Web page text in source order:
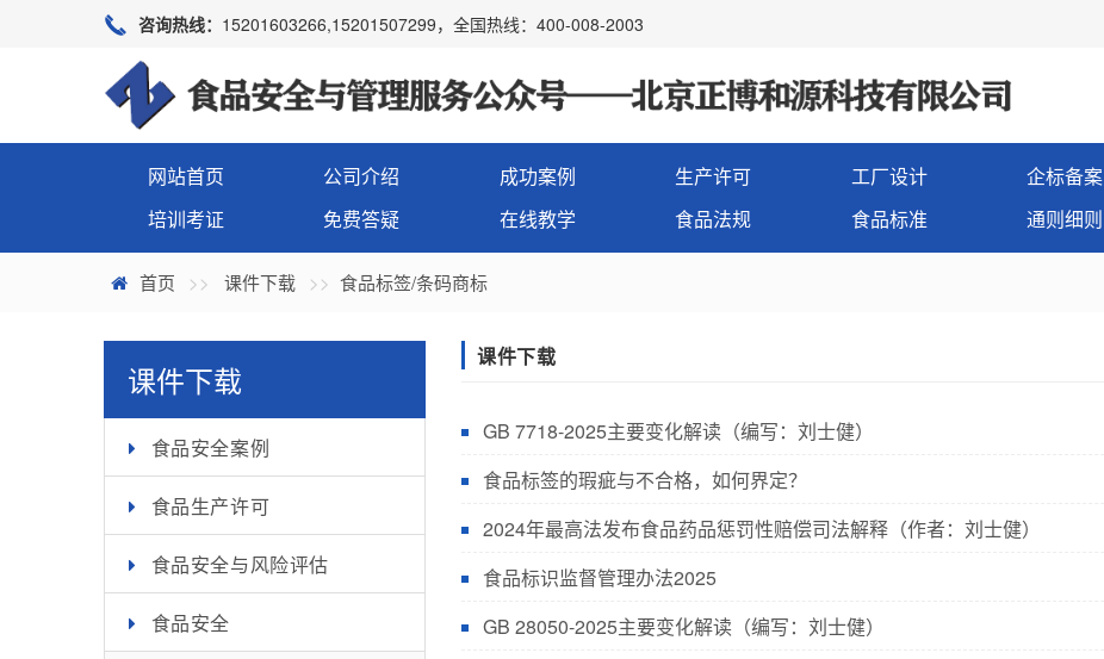
咨询热线： 15201603266,15201507299，全国热线：400-008-2003
网站首页 公司介绍 成功案例 生产许可 工厂设计 企标备案
培训考证
免费答疑 在线教学 食品法规 食品标准 通则细则
首页 课件下载 食品标签/条码商标
课件下载
食品安全案例
食品生产许可
食品安全与风险评估
食品安全
课件下载
GB 7718-2025主要变化解读（编写：刘士健）
食品标签的瑕疵与不合格，如何界定？
2024年最高法发布食品药品惩罚性赔偿司法解释（作者：刘士健）
食品标识监督管理办法2025
GB 28050-2025主要变化解读（编写：刘士健）